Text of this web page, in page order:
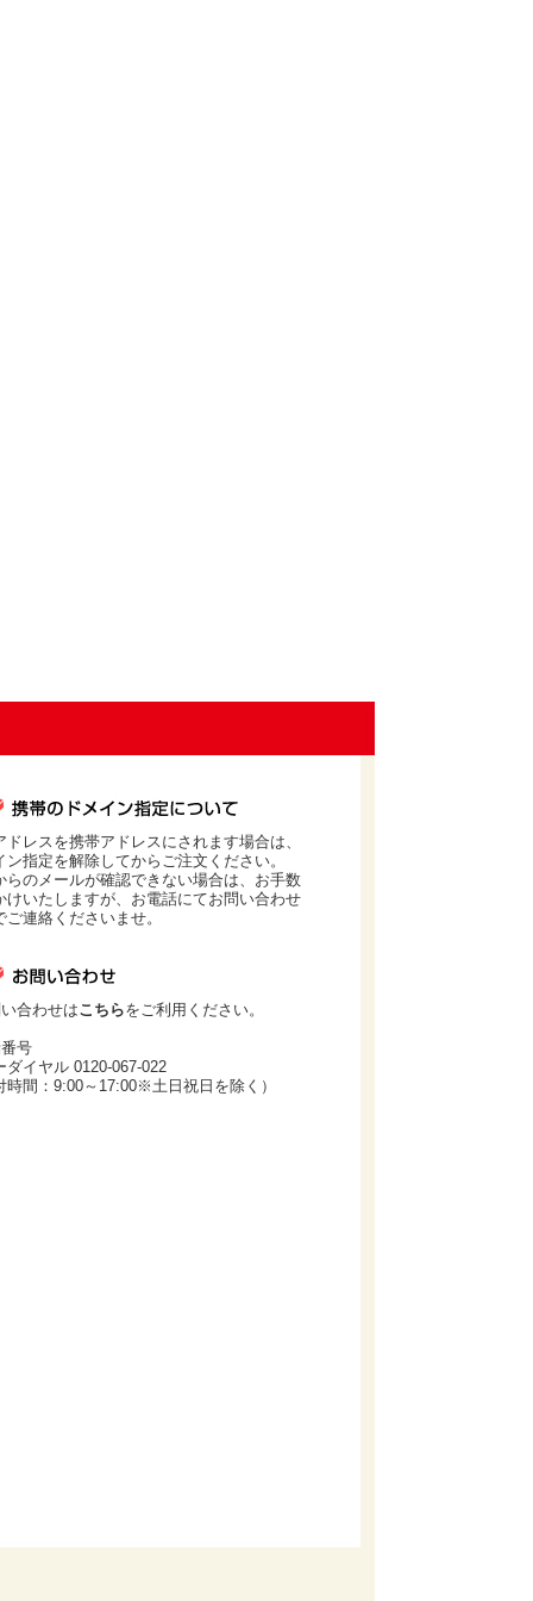
ドレスを携帯アドレスにされます場合は、
ン指定を解除してからご注文ください。
らのメールが確認できない場合は、お手数
けいたしますが、お電話にてお問い合わせ
ご連絡くださいませ。
合わせはこちらをご利用ください。
号
ダイヤル 0120-067-022
時間：9:00～17:00※土日祝日を除く）